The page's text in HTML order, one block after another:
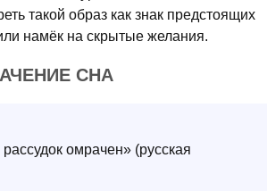
такой образ как знак предстоящих
намёк на скрытые желания.
СНА
омрачен» (русская